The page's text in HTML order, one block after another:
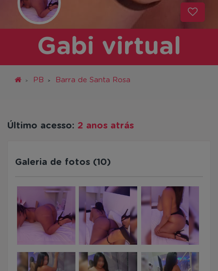
Gabi virtual
PB Barra de Santa Rosa
Último acesso: 2 anos atrás
Galeria de fotos (10)